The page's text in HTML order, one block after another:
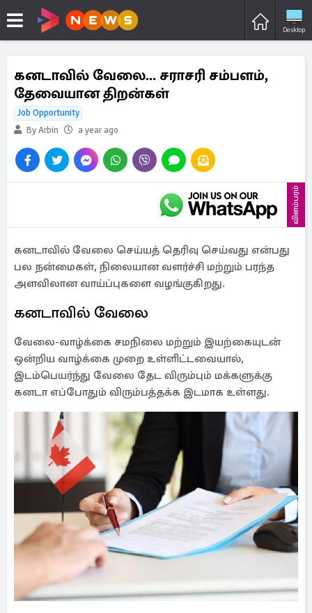
Desktop
கனடாவில் வேலை... சராசரி சம்பளம்,
தேவையான திறன்கள்
Job Opportunity
By Arbin
a year ago
விளம்பரம்
கனடாவில் வேலை செய்யத் தெரிவு செய்வது என்பது
பல நன்மைகள், நிலையான வளர்ச்சி மற்றும் பரந்த
அளவிலான வாய்ப்புகளை வழங்குகிறது.
கனடாவில் வேலை
வேலை-வாழ்க்கை சமநிலை மற்றும் இயற்கையுடன்
ஒன்றிய வாழ்க்கை முறை உள்ளிட்டவையால்,
இடம்பெயர்ந்து வேலை தேட விரும்பும் மக்களுக்கு
கனடா எப்போதும் விரும்பத்தக்க இடமாக உள்ளது.